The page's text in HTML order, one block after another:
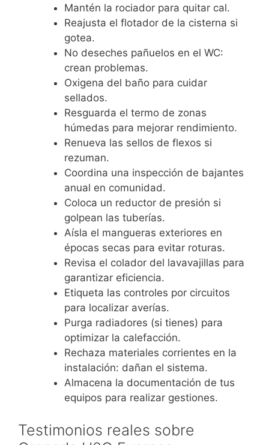
Mantén la rociador para quitar cal.
Reajusta el flotador de la cisterna si
gotea.
No deseches pañuelos en el WC:
crean problemas.
Oxigena del baño para cuidar
sellados.
Resguarda el termo de zonas
húmedas para mejorar rendimiento.
Renueva las sellos de flexos si
rezuman.
Coordina una inspección de bajantes
anual en comunidad.
Coloca un reductor de presión si
golpean las tuberías.
Aísla el mangueras exteriores en
épocas secas para evitar roturas.
Revisa el colador del lavavajillas para
garantizar eficiencia.
Etiqueta las controles por circuitos
para localizar averías.
Purga radiadores (si tienes) para
optimizar la calefacción.
Rechaza materiales corrientes en la
instalación: dañan el sistema.
Almacena la documentación de tus
equipos para realizar gestiones.
Testimonios reales sobre